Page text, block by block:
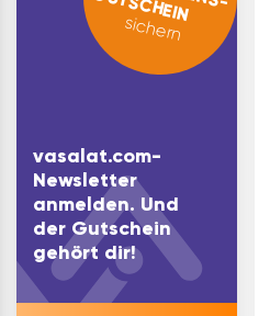
sichern
vasalat.com-
Newsletter
anmelden. Und
der Gutschein
gehört dir!